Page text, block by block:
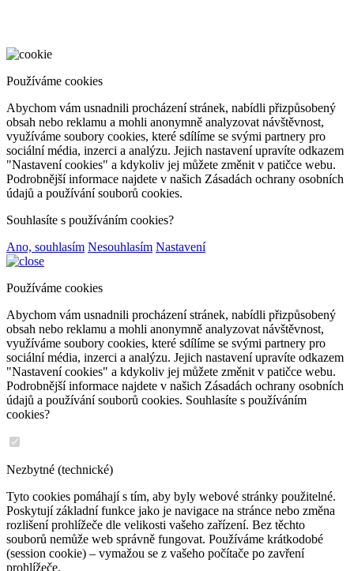
Používáme cookies
Abychom vám usnadnili procházení stránek, nabídli přizpůsobený
obsah nebo reklamu a mohli anonymně analyzovat návštěvnost,
využíváme soubory cookies, které sdílíme se svými partnery pro
sociální média, inzerci a analýzu. Jejich nastavení upravíte odkazem
"Nastavení cookies" a kdykoliv jej můžete změnit v patičce webu.
Podrobnější informace najdete v našich Zásadách ochrany osobních
údajů a používání souborů cookies.
Souhlasíte s používáním cookies?
Ano, souhlasím Nesouhlasím Nastavení
Používáme cookies
Abychom vám usnadnili procházení stránek, nabídli přizpůsobený
obsah nebo reklamu a mohli anonymně analyzovat návštěvnost,
využíváme soubory cookies, které sdílíme se svými partnery pro
sociální média, inzerci a analýzu. Jejich nastavení upravíte odkazem
"Nastavení cookies" a kdykoliv jej můžete změnit v patičce webu.
Podrobnější informace najdete v našich Zásadách ochrany osobních
údajů a používání souborů cookies. Souhlasíte s používáním
cookies?
Nezbytné (technické)
Tyto cookies pomáhají s tím, aby byly webové stránky použitelné.
Poskytují základní funkce jako je navigace na stránce nebo změna
rozlišení prohlížeče dle velikosti vašeho zařízení. Bez těchto
souborů nemůže web správně fungovat. Používáme krátkodobé
(session cookie) – vymažou se z vašeho počítače po zavření
prohlížeče.